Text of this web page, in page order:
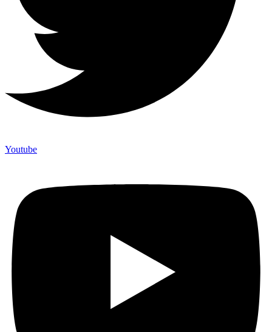
Youtube